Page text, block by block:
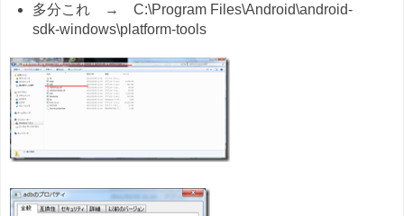
多分これ → C:\Program Files\Android\android-
sdk-windows\platform-tools